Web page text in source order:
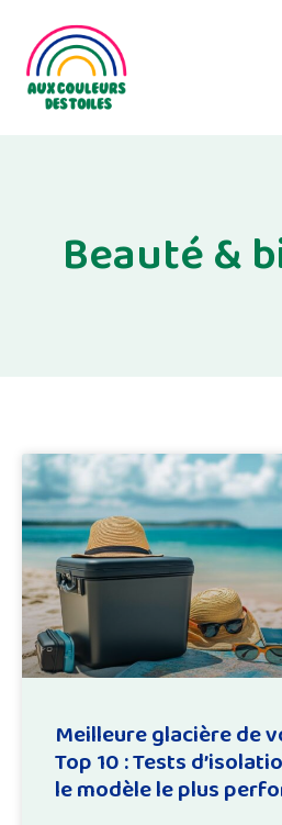
Beauté &
Meilleure glacière de
Top 10 : Tests
le modèle le plus